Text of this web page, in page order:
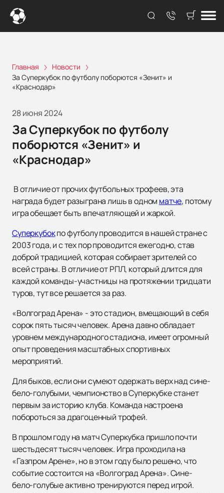
Главная
Новости
За Суперкубок по футболу поборются «Зенит» и
«Краснодар»
28 июня 2024
За Суперкубок по футболу
поборются «Зенит» и
«Краснодар»
В отличие от прочих футбольных трофеев, эта
награда будет разыграна лишь в одном матче, потому
игра обещает быть впечатляющей и жаркой.
Суперкубокпо футболу проводится в нашей стране с
2003 года, и с тех пор проводится ежегодно, став
доброй традицией, которая собирает зрителей со
всей страны. В отличие от РПЛ, который длится для
каждой команды-участницы на протяжении тридцати
туров, тут все решается за раз.
«Волгоград Арена» - это стадион, вмещающий в себя
сорок пять тысяч человек. Арена давно обладает
уровнем международного стадиона, имеет огромный
опыт проведения масштабных спортивных
мероприятий.
Для быков, если они сумеют одержать верх над сине-
бело-голубыми, чемпионство в Суперкубке станет
первым за историю клуба. Команда настроена
побороться за драгоценный трофей.
В прошлом году на матч Суперкубка пришло почти
шестьдесят тысяч человек. Игра проходила на
«Газпром Арене», но в этом году было решено, что
событие состоится на «Волгоград Арена». Сине-
бело-голубые активно тренируются перед игрой.